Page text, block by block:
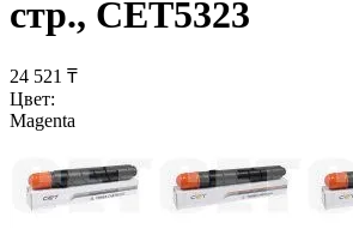
стр., CET5323
24 521 ₸
Цвет:
Magenta